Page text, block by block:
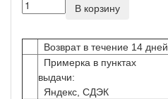
В корзину
Возврат в течение 14 дней
Примерка в пунктах
выдачи:
Яндекс, СДЭК